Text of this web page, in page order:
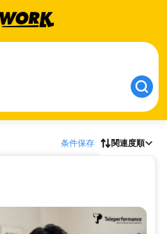
条件保存 関連度順